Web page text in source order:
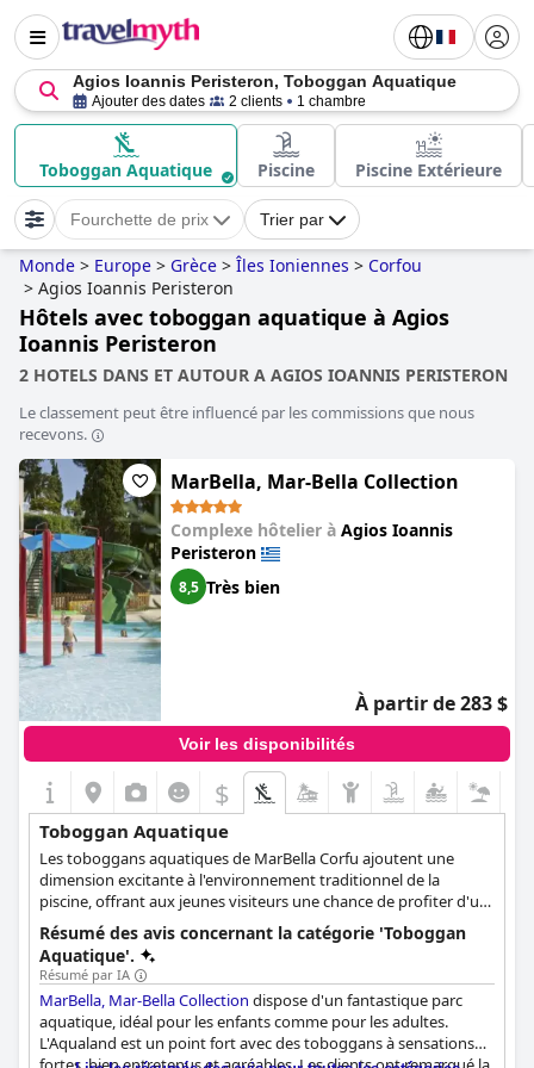
Agios Ioannis Peristeron, Toboggan Aquatique
Ajouter des dates 2 clients 1 chambre
Toboggan Aquatique Piscine Piscine Extérieure
Fourchette de prix Trier par
Monde > Europe > Grèce > Îles Ioniennes > Corfou
> Agios Ioannis Peristeron
Hôtels avec toboggan aquatique à Agios
Ioannis Peristeron
2 HOTELS DANS ET AUTOUR A AGIOS IOANNIS PERISTERON
Le classement peut être influencé par les commissions que nous
recevons.
MarBella, Mar-Bella Collection
Complexe hôtelier à Agios Ioannis
Peristeron
8,5 Très bien
À partir de 283 $
Voir les disponibilités
$
Toboggan Aquatique
Les toboggans aquatiques de MarBella Corfu ajoutent une
dimension excitante à l'environnement traditionnel de la
piscine, offrant aux jeunes visiteurs une chance de profiter d'un
terrain de jeu aquatique conçu spécialement pour eux. Cette
piscine avec toboggans aquatiques ne se contente pas d'ajouter
une touche d'aventure, elle améliore également l'expérience de
vacances de toute la famille. Les enfants peuvent apprécier les
sensations du parcours sinueux du toboggan, ponctué
d'éclaboussures et de rires, alors qu'ils plongent dans la piscine
rafraîchissante en contrebas. Chaque descente est une
Résumé des avis concernant la catégorie 'Toboggan
Aquatique'.
Résumé par IA
MarBella, Mar-Bella Collection dispose d'un fantastique parc
aquatique, idéal pour les enfants comme pour les adultes.
L'Aqualand est un point fort avec des toboggans à sensations